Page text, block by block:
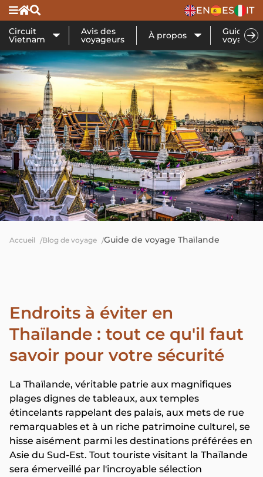
EN ES IT
Circuit
Vietnam
Avis des
voyageurs À propos Guide de
voyage
Accueil Blog de voyage Guide de voyage Thaïlande
Endroits à éviter en
Thaïlande : tout ce qu'il faut
savoir pour votre sécurité
La Thaïlande, véritable patrie aux magnifiques
plages dignes de tableaux, aux temples
étincelants rappelant des palais, aux mets de rue
remarquables et à un riche patrimoine culturel, se
hisse aisément parmi les destinations préférées en
Asie du Sud-Est. Tout touriste visitant la Thaïlande
sera émerveillé par l'incroyable sélection